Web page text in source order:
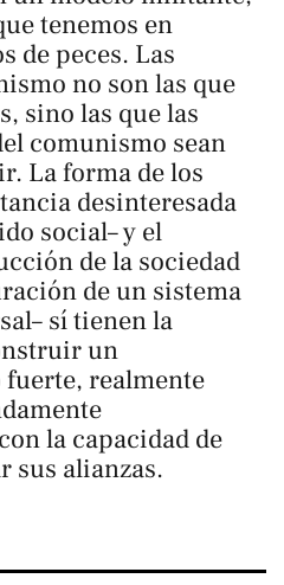
tenemos en
de peces. Las
no son las que
sino las que las
comunismo sean
La forma de los
desinteresada
social– y el
de la sociedad
de un sistema
sí tienen la
un
realmente
la capacidad de
sus alianzas.